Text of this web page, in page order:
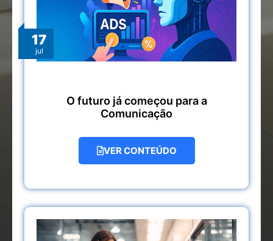
17
jul
O futuro já começou para a
Comunicação
VER CONTEÚDO